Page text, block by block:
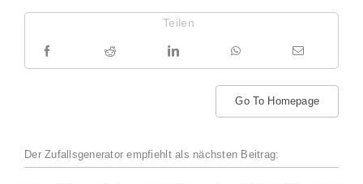
Teilen
Go To Homepage
Der Zufallsgenerator empfiehlt als nächsten Beitrag: